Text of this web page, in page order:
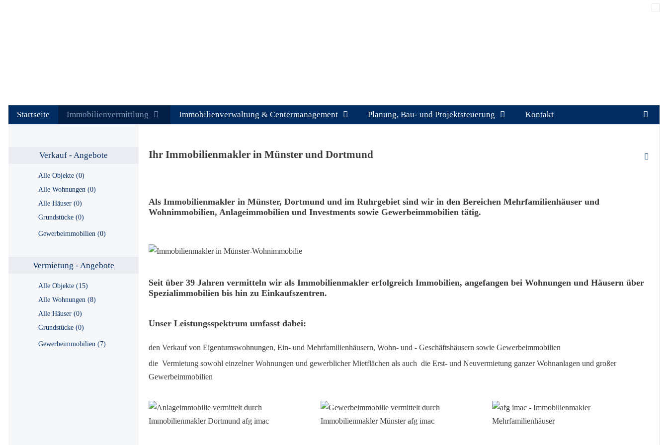
Startseite Immobilienvermittlung Immobilienverwaltung & Centermanagement Planung, Bau- und Projektsteuerung Kontakt
Ihr Immobilienmakler in Münster und Dortmund
Als Immobilienmakler in Münster, Dortmund und im Ruhrgebiet sind wir in den Bereichen Mehrfamilienhäuser und
Wohnimmobilien, Anlageimmobilien und Investments sowie Gewerbeimmobilien tätig.
Seit über 39 Jahren vermitteln wir als Immobilienmakler erfolgreich Immobilien, angefangen bei Wohnungen und Häusern über
Spezialimmobilien bis hin zu Einkaufszentren.
Unser Leistungsspektrum umfasst dabei:
den Verkauf von Eigentumswohnungen, Ein- und Mehrfamilienhäusern, Wohn- und - Geschäftshäusern sowie Gewerbeimmobilien
die Vermietung sowohl einzelner Wohnungen und gewerblicher Mietflächen als auch die Erst- und Neuvermietung ganzer Wohnanlagen und großer
Gewerbeimmobilien
Verkauf - Angebote
Alle Objekte (0)
Alle Wohnungen (0)
Alle Häuser (0)
Grundstücke (0)
Gewerbeimmobilien (0)
Vermietung - Angebote
Alle Objekte (15)
Alle Wohnungen (8)
Alle Häuser (0)
Grundstücke (0)
Gewerbeimmobilien (7)